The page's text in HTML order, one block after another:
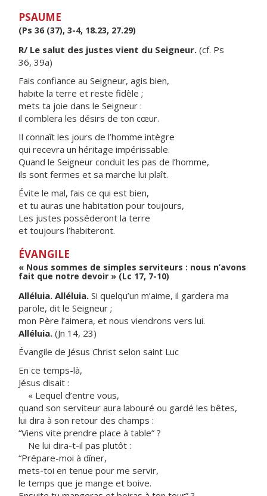
PSAUME
(Ps 36 (37), 3-4, 18.23, 27.29)
R/ Le salut des justes vient du Seigneur. (cf. Ps
36, 39a)
Fais confiance au Seigneur, agis bien,
habite la terre et reste fidèle ;
mets ta joie dans le Seigneur :
il comblera les désirs de ton cœur.
Il connaît les jours de l’homme intègre
qui recevra un héritage impérissable.
Quand le Seigneur conduit les pas de l’homme,
ils sont fermes et sa marche lui plaît.
Évite le mal, fais ce qui est bien,
et tu auras une habitation pour toujours,
Les justes posséderont la terre
et toujours l’habiteront.
ÉVANGILE
« Nous sommes de simples serviteurs : nous n’avons
fait que notre devoir » (Lc 17, 7-10)
Alléluia. Alléluia. Si quelqu’un m’aime, il gardera ma
parole, dit le Seigneur ;
mon Père l’aimera, et nous viendrons vers lui.
Alléluia. (Jn 14, 23)
Évangile de Jésus Christ selon saint Luc
En ce temps-là,
Jésus disait :
« Lequel d’entre vous,
quand son serviteur aura labouré ou gardé les bêtes,
lui dira à son retour des champs :
“Viens vite prendre place à table” ?
Ne lui dira-t-il pas plutôt :
“Prépare-moi à dîner,
mets-toi en tenue pour me servir,
le temps que je mange et boive.